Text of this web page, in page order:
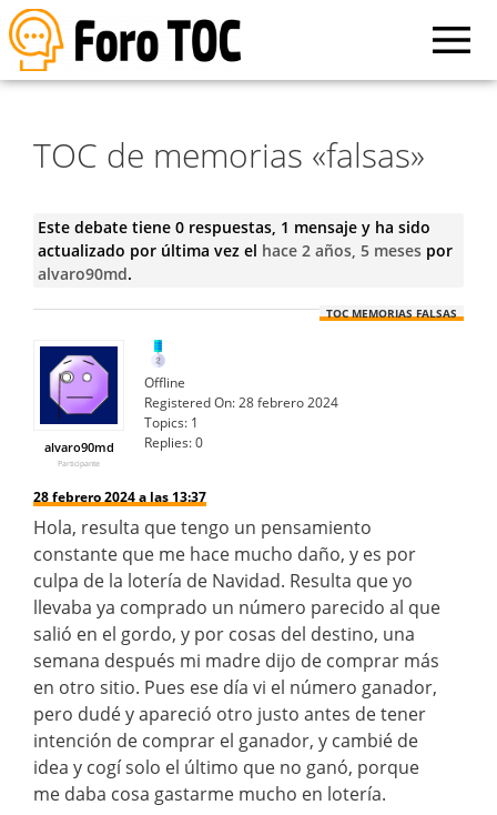
TOC de memorias «falsas»
Este debate tiene 0 respuestas, 1 mensaje y ha sido
actualizado por última vez el hace 2 años, 5 mesespor
alvaro90md.
TOC MEMORIAS FALSAS
alvaro90md
Participante
Offline
Registered On:28 febrero 2024
Topics: 1
Replies:0
28 febrero 2024 a las 13:37
Hola, resulta que tengo un pensamiento
constante que me hace mucho daño, y es por
culpa de la lotería de Navidad. Resulta que yo
llevaba ya comprado un número parecido al que
salió en el gordo, y por cosas del destino, una
semana después mi madre dijo de comprar más
en otro sitio. Pues ese día vi el número ganador,
pero dudé y apareció otro justo antes de tener
intención de comprar el ganador, y cambié de
idea y cogí solo el último que no ganó, porque
me daba cosa gastarme mucho en lotería.